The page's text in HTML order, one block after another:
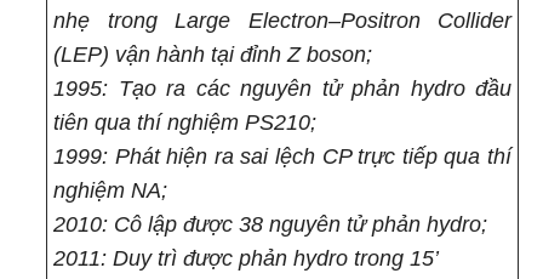
nhẹ trong Large Electron–Positron Collider
(LEP) vận hành tại đỉnh Z boson;
1995: Tạo ra các nguyên tử phản hydro đầu
tiên qua thí nghiệm PS210;
1999: Phát hiện ra sai lệch CP trực tiếp qua thí
nghiệm NA;
2010: Cô lập được 38 nguyên tử phản hydro;
2011: Duy trì được phản hydro trong 15’